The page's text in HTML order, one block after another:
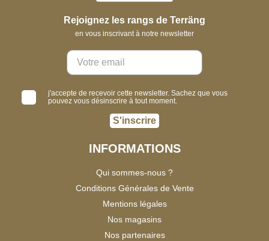
Rejoignez les rangs de Terräng
en vous inscrivant à notre newsletter
j'accepte de recevoir cette newsletter. Sachez que vous
pouvez vous désinscrire à tout moment.
S'inscrire
INFORMATIONS
Qui sommes-nous ?
Conditions Générales de Vente
Mentions légales
Nos magasins
Nos partenaires